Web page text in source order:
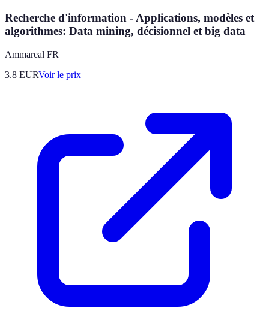
Recherche d'information - Applications, modèles et
algorithmes: Data mining, décisionnel et big data
Ammareal FR
3.8 EURVoir le prix